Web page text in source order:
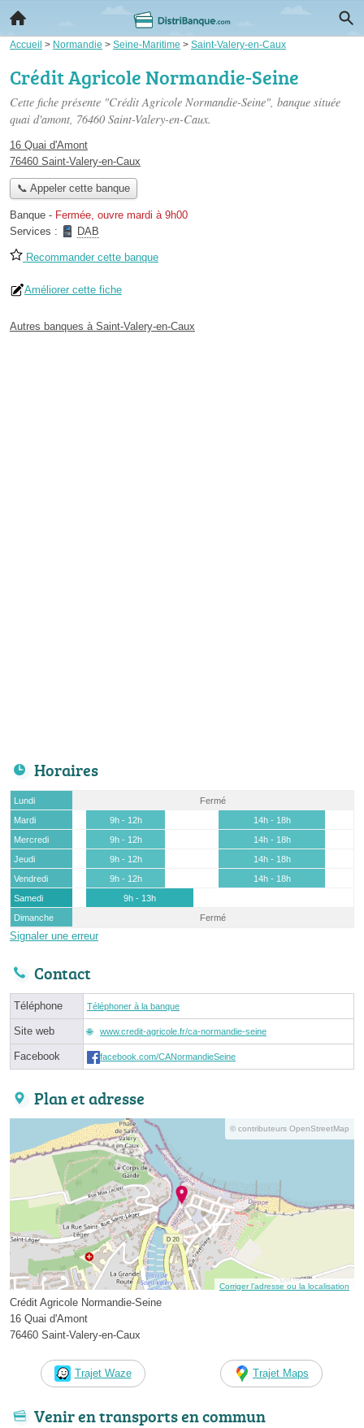
Accueil > Normandie > Seine-Maritime > Saint-Valery-en-Caux
Crédit Agricole Normandie-Seine
Cette fiche présente "Crédit Agricole Normandie-Seine", banque située
quai d'amont, 76460 Saint-Valery-en-Caux.
16 Quai d'Amont
76460 Saint-Valery-en-Caux
📞 Appeler cette banque
Banque - Fermée, ouvre mardi à 9h00
Services :
DAB
Recommander cette banque
Améliorer cette fiche
Autres banques à Saint-Valery-en-Caux
Horaires
Lundi
Fermé
Mardi
9h - 12h
14h - 18h
Mercredi
9h - 12h
14h - 18h
Jeudi
9h - 12h
14h - 18h
Vendredi
9h - 12h
14h - 18h
Samedi
9h - 13h
Dimanche
Fermé
Signaler une erreur
Contact
Téléphone Téléphoner à la banque
Site web www.credit-agricole.fr/ca-normandie-seine
Facebook facebook.com/CANormandieSeine
Plan et adresse
© contributeurs OpenStreetMap
Corriger l’adresse ou la localisation
Crédit Agricole Normandie-Seine
16 Quai d'Amont
76460 Saint-Valery-en-Caux
Trajet Waze Trajet Maps
Venir en transports en commun